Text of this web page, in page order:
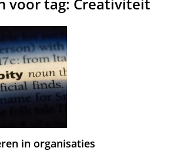
voor tag: Creativiteit
in organisaties